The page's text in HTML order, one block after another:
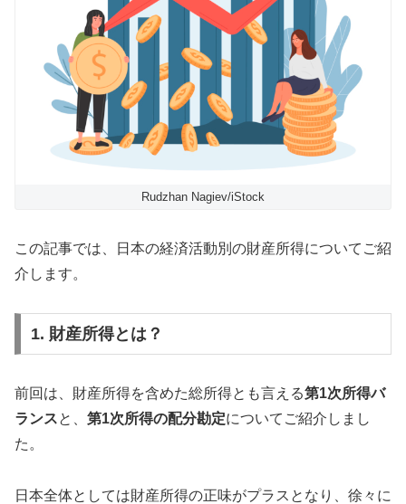
Rudzhan Nagiev/iStock
この記事では、日本の経済活動別の財産所得についてご紹
介します。
1. 財産所得とは？
前回は、財産所得を含めた総所得とも言える第1次所得バ
ランスと、 第1次所得の配分勘定についてご紹介しまし
た。
日本全体としては財産所得の正味がプラスとなり、徐々に